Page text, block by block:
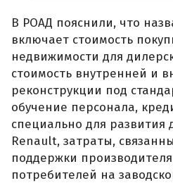
В РОАД пояснили, что
включает стоимость
недвижимости для
стоимость внутренней и
реконструкции под
обучение персонала,
специально для развития
Renault, затраты,
поддержки
потребителей на